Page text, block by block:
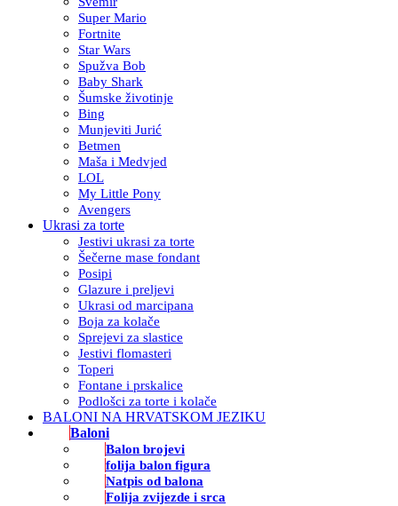
Super Mario
Fortnite
Star Wars
Spužva Bob
Baby Shark
Šumske životinje
Bing
Munjeviti Jurić
Betmen
Maša i Medvjed
LOL
My Little Pony
Avengers
Ukrasi za torte
Jestivi ukrasi za torte
Šečerne mase fondant
Posipi
Glazure i preljevi
Ukrasi od marcipana
Boja za kolače
Sprejevi za slastice
Jestivi flomasteri
Toperi
Fontane i prskalice
Podlošci za torte i kolače
BALONI NA HRVATSKOM JEZIKU
Baloni
Balon brojevi
folija balon figura
Natpis od balona
Folija zvijezde i srca